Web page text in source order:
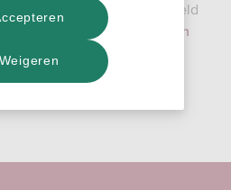
andere manieren. Bijvoorbeeld
SNS Mobiel Bankieren
Weigeren